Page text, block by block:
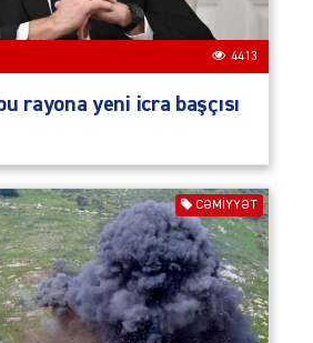
4413
rayona yeni icra başçısı
CƏMIYYƏT